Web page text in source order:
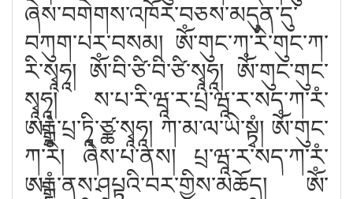
ཞེས་བགེགས་འཁོར་བཅས་མདུན་དུ་
བཀུག་པར་བསམ། ཨོཾ་གུང་ཀ་རི་གུང་ཀ་
རི་སྭཱཧཱ། ཨོཾ་བི་ཙི་བི་ཙི་སྭཱཧཱ། ཨོཾ་གུང་གུང་
སྭཱཧཱ། ས་པ་རི་ཝཱ་ར་པྲ་ཝཱ་ར་སད་ཀ་རཾ་
ཨརྒྷཾ་པྲ་ཏཱི་ཙྪ་སྭཱཧཱ། ཀ་མ་ལ་ཡེ་སྟྭཾ། ཨོཾ་གུང་
ཀ་རི། ཞེས་པ་ནས། པྲ་ཝཱ་ར་སད་ཀ་རཾ་
ཨརྒྷཾ་ནས་ཤཔྟའི་བར་གྱིས་མཆོད། ཨོཾ་